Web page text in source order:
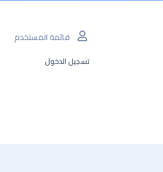
قائمة المستخدم
تسجيل الدخول